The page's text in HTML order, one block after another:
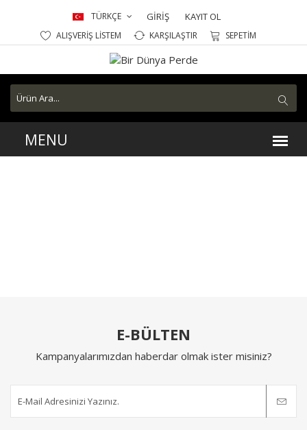
TÜRKÇE GİRİŞ KAYIT OL
ALIŞVERİŞ LİSTEM KARŞILAŞTIR SEPETİM
E-BÜLTEN
Kampanyalarımızdan haberdar olmak ister misiniz?